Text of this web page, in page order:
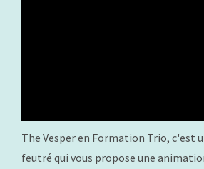
The Vesper en Formation Trio, c'est
feutré qui vous propose une